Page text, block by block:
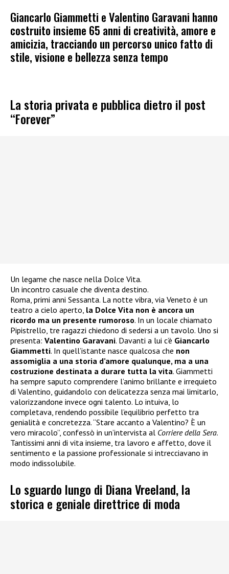
Giancarlo Giammetti e Valentino Garavani hanno
costruito insieme 65 anni di creatività, amore e
amicizia, tracciando un percorso unico fatto di
stile, visione e bellezza senza tempo
La storia privata e pubblica dietro il post
“Forever”
Un legame che nasce nella Dolce Vita.
Un incontro casuale che diventa destino.
Roma, primi anni Sessanta. La notte vibra, via Veneto è un
teatro a cielo aperto, la Dolce Vita non è ancora un
ricordo ma un presente rumoroso. In un locale chiamato
Pipistrello, tre ragazzi chiedono di sedersi a un tavolo. Uno si
presenta: Valentino Garavani. Davanti a lui c’è Giancarlo
Giammetti. In quell’istante nasce qualcosa che non
assomiglia a una storia d’amore qualunque, ma a una
costruzione destinata a durare tutta la vita. Giammetti
ha sempre saputo comprendere l’animo brillante e irrequieto
di Valentino, guidandolo con delicatezza senza mai limitarlo,
valorizzandone invece ogni talento. Lo intuiva, lo
completava, rendendo possibile l’equilibrio perfetto tra
genialità e concretezza. “Stare accanto a Valentino? È un
vero miracolo”, confessò in un’intervista al Corriere della Sera.
Tantissimi anni di vita insieme, tra lavoro e affetto, dove il
sentimento e la passione professionale si intrecciavano in
modo indissolubile.
Lo sguardo lungo di Diana Vreeland, la
storica e geniale direttrice di moda